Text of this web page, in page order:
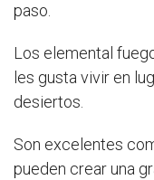
paso.
Los elemental
les gusta vivir en
desiertos.
Son excelentes
pueden crear una